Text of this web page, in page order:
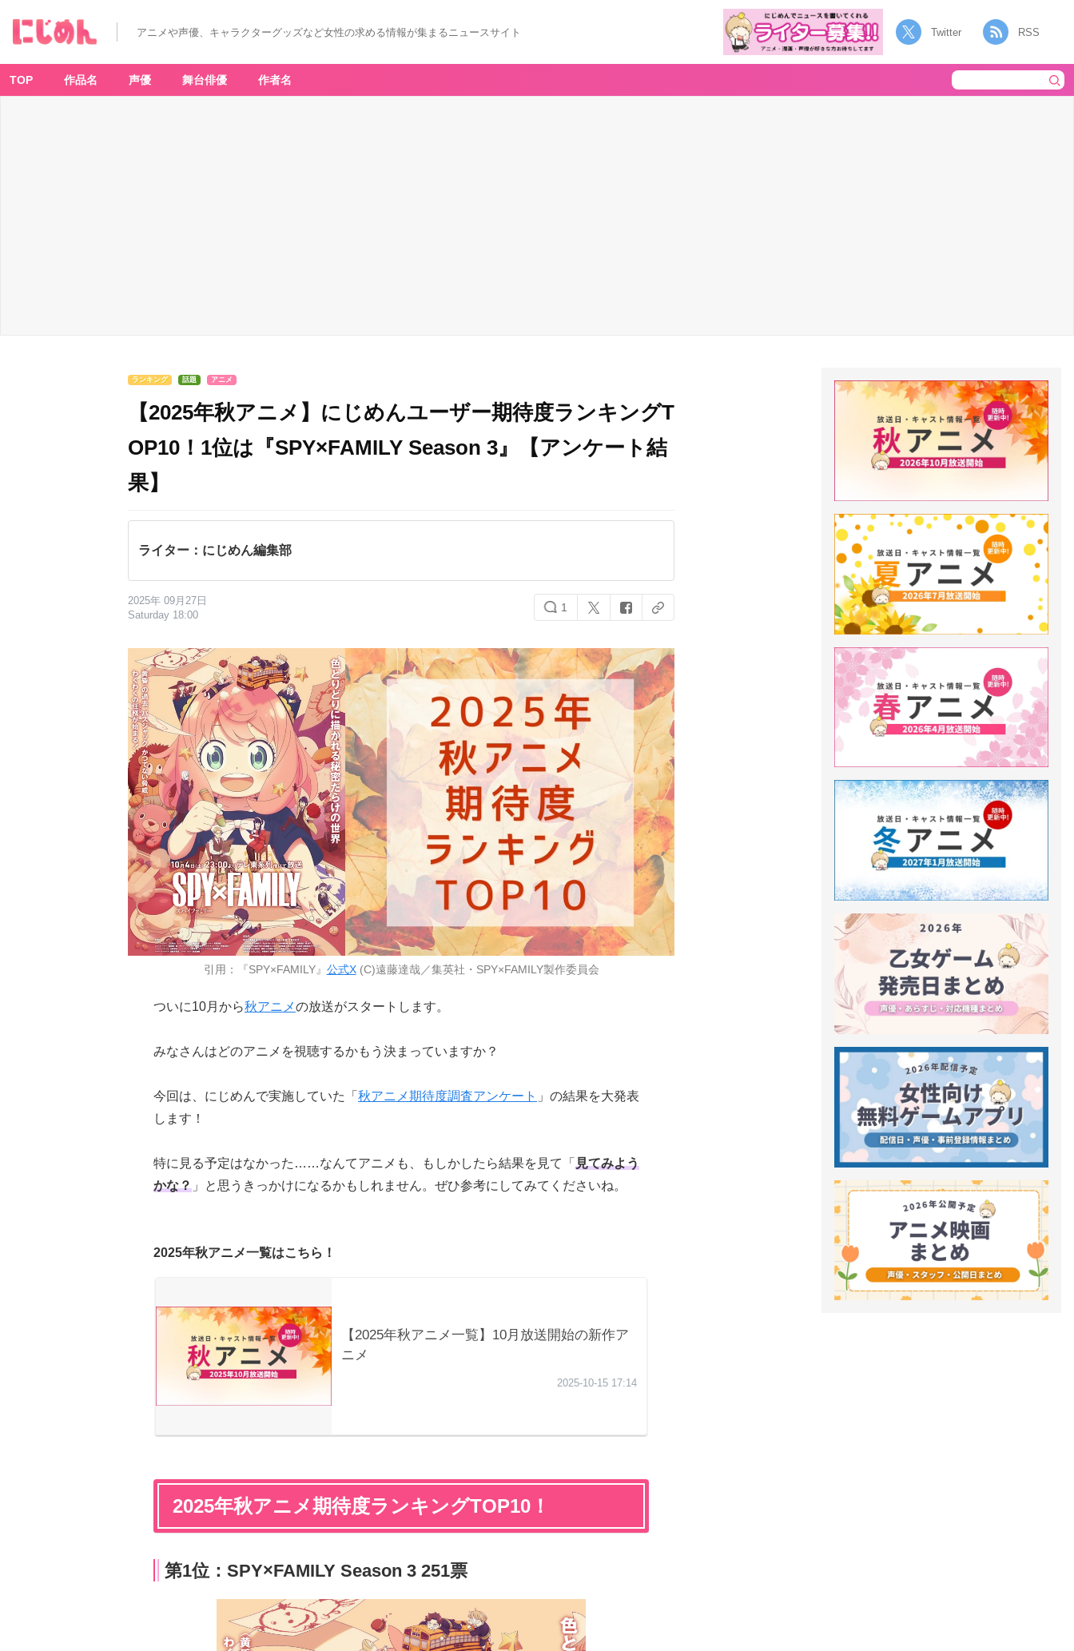
アニメや声優、キャラクターグッズなど女性の求める情報が集まるニュースサイト Twitter RSS
TOP 作品名 声優 舞台俳優 作者名
ランキング 話題 アニメ
【2025年秋アニメ】にじめんユーザー期待度ランキングT
OP10！1位は『SPY×FAMILY Season 3』【アンケート結
果】
ライター：にじめん編集部
2025年 09月27日
Saturday 18:00
1
引用：『SPY×FAMILY』 公式X(C)遠藤達哉／集英社・SPY×FAMILY製作委員会
ついに10月から秋アニメの放送がスタートします。
みなさんはどのアニメを視聴するかもう決まっていますか？
今回は、にじめんで実施していた「 秋アニメ期待度調査アンケート 」の結果を大発表
します！
特に見る予定はなかった……なんてアニメも、もしかしたら結果を見て「 見てみよう
かな？ 」と思うきっかけになるかもしれません。ぜひ参考にしてみてくださいね。
2025年秋アニメ一覧はこちら！
2025年秋アニメ期待度ランキングTOP10！
第1位：SPY×FAMILY Season 3 251票